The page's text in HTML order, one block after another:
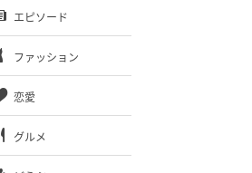
エピソード
ファッション
恋愛
グルメ